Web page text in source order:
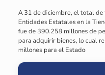
A 31 de diciembre, el total de
Entidades Estatales en la
fue de 390.258 millones de
para adquirir bienes, lo cual
millones para el Estado